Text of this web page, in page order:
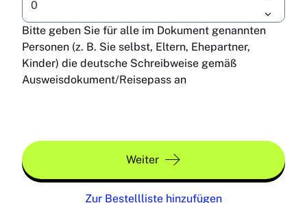
Bitte geben Sie für alle im Dokument genannten
Personen (z. B. Sie selbst, Eltern, Ehepartner,
Kinder) die deutsche Schreibweise gemäß
Ausweisdokument/Reisepass an
Weiter
Zur Bestellliste hinzufügen